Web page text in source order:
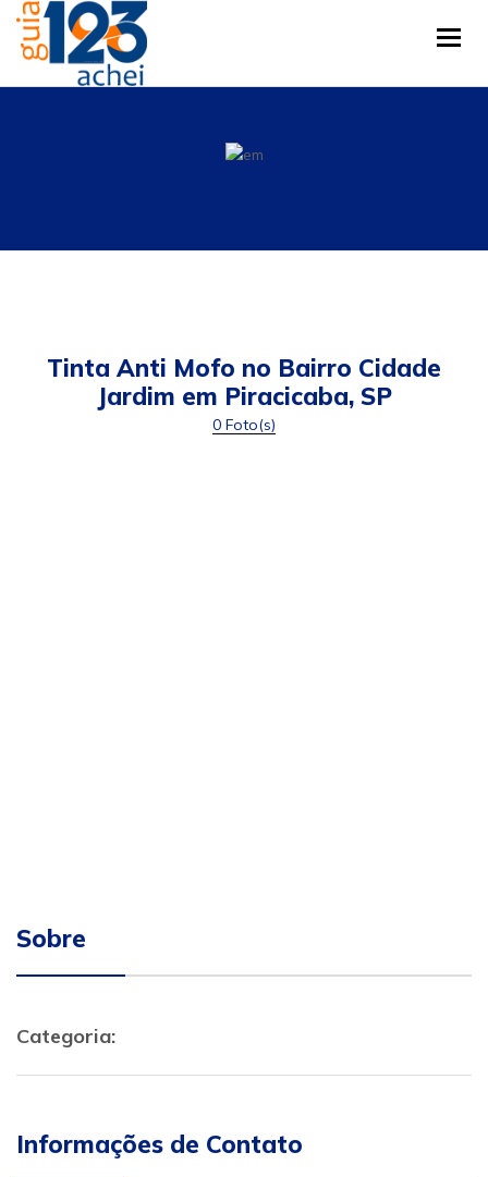
Tinta Anti Mofo no Bairro Cidade
Jardim em Piracicaba, SP
0 Foto(s)
Sobre
Categoria:
Informações de Contato